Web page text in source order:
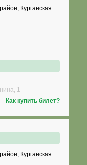
Курганская
1
Как купить билет?
Курганская